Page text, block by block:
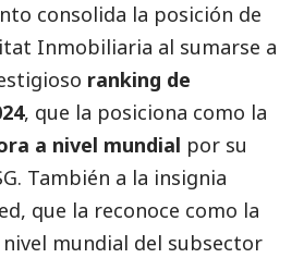
consolida la posición de
Inmobiliaria al sumarse a
ranking de
, que la posiciona como la
a nivel mundial por su
También a la insignia
que la reconoce como la
mundial del subsector